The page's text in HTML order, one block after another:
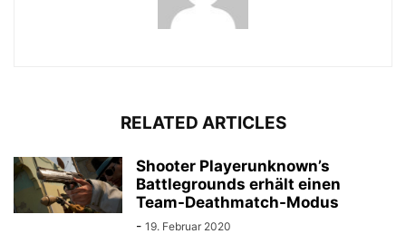
RELATED ARTICLES
Shooter Playerunknown’s
Battlegrounds erhält einen
Team-Deathmatch-Modus
- 19. Februar 2020